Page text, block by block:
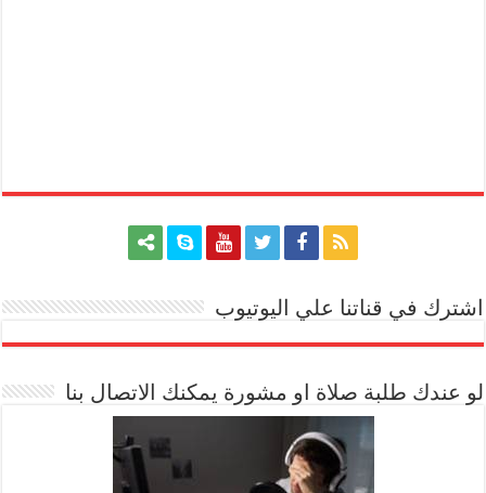
اشترك في قناتنا علي اليوتيوب
لو عندك طلبة صلاة او مشورة يمكنك الاتصال بنا